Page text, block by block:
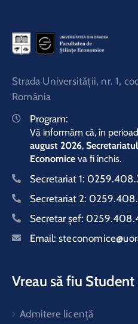
Strada Universităţii, nr. 1,
România
Program:
Vă informăm că, în
august 2026,
Economice va fi închis.
Secretariat 1:
Secretariat 2:
Secretar şef:
Email:
Vreau să fiu Student
Admitere licență